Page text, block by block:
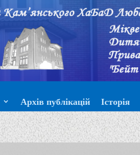
Архів публікацій Історія